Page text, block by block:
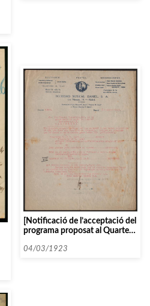
[Notificació de l’acceptació del
programa proposat al Quartet
04/03/1923